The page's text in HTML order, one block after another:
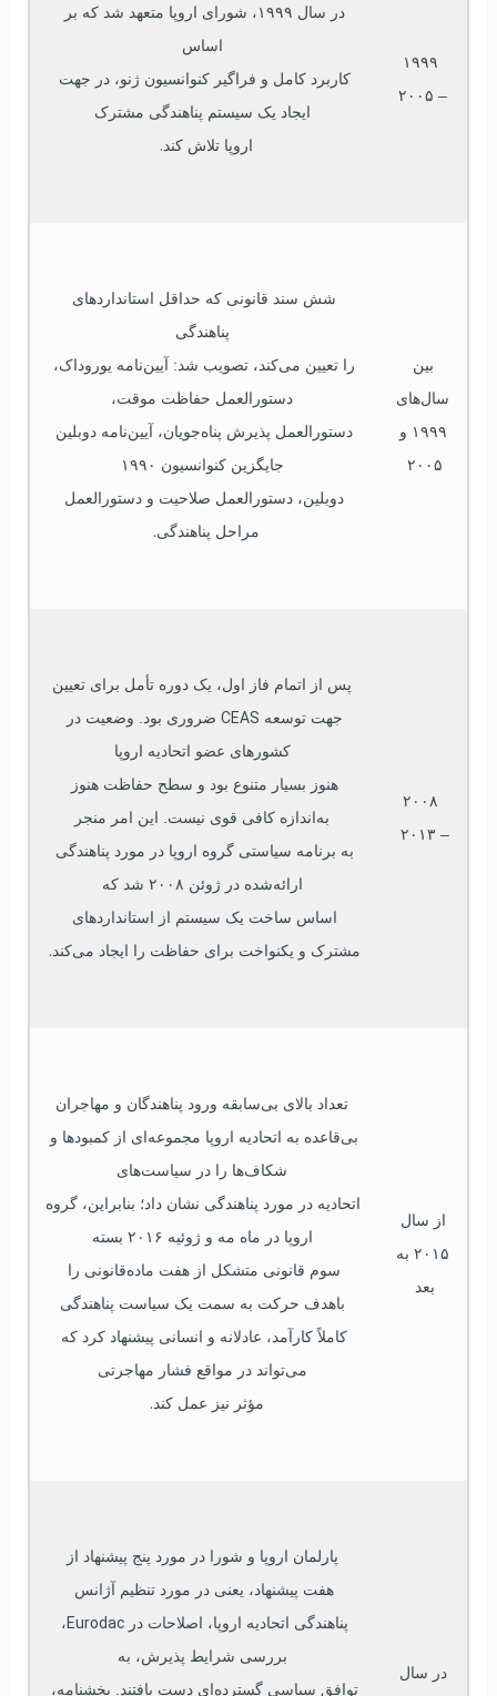
۱۹۹۹
– ۲۰۰۵
در سال ۱۹۹۹
اساس
ایجاد یک سیستم پناهندگی مشترک
اروپا تلاش کند.
سال‌های
۱۹۹۹ و
۲۰۰۵
پناهندگی
دستورالعمل حفاظت موقت،
جایگزین کنوانسیون ۱۹۹۰
مراحل پناهندگی.
۲۰۰۸
– ۲۰۱۳
پس از اتمام فاز اول، یک دوره تأمل برای تعیین
جهت توسعه
کشورهای عضو اتحادیه اروپا
به‌اندازه کافی قوی نیست. این امر منجر
ارائه‌شده در ژوئن
۲۰۰۸ شد که
مشترک و یکنواخت برای حفاظت را ایجاد می‌کند
.
از سال
۲۰۱۵
بعد
تعداد بالای بی‌سابقه ورود پناهندگان و مهاجران
شکاف‌ها را در سیاست‌های
اروپا در ماه مه و ژوئیه ۲۰۱۶ بسته
باهدف حرکت به سمت یک سیاست پناهندگی
می‌تواند در مواقع فشار مهاجرتی
مؤثر نیز عمل کند.
در سال
پارلمان اروپا و شورا در مورد پنج پیشنهاد از
پناهندگی اتحادیه اروپا، اصلاحات در Eurodac
بررسی شرایط پذیرش، به